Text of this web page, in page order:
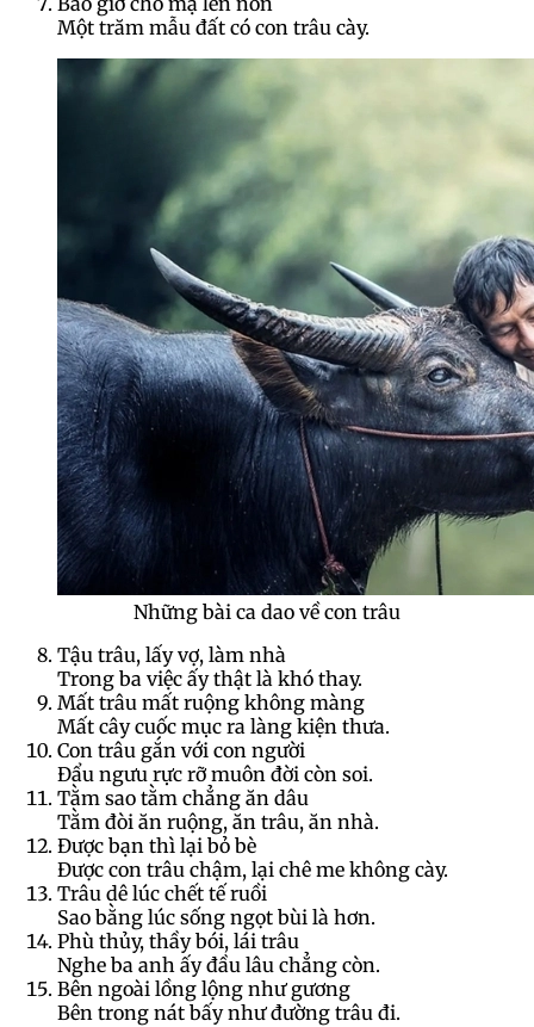
Một trăm mẫu đất có con trâu cày.
Những bài ca dao về con trâu
Tậu trâu, lấy vợ, làm nhà
Trong ba việc ấy thật là khó thay.
Mất trâu mất ruộng không màng
Mất cây cuốc mục ra làng kiện thưa.
Con trâu gắn với con người
Đẩu ngưu rực rỡ muôn đời còn soi.
Tằm sao tằm chẳng ăn dâu
Tằm đòi ăn ruộng, ăn trâu, ăn nhà.
Được bạn thì lại bỏ bè
Được con trâu chậm, lại chê me không cày.
Trâu dê lúc chết tế ruồi
Sao bằng lúc sống ngọt bùi là hơn.
Phù thủy, thầy bói, lái trâu
Nghe ba anh ấy đầu lâu chẳng còn.
Bên ngoài lồng lộng như gương
Bên trong nát bấy như đường trâu đi.